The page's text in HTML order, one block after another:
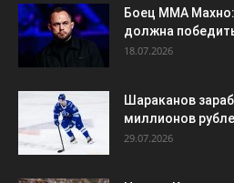
Боец ММА
должна
18.07.2026
Шараканов
миллионов
29.07.2026